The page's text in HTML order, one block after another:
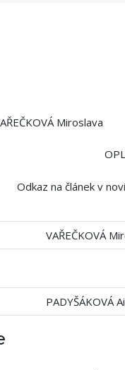
Miroslava
Odkaz na článek v
VAŘEČKOVÁ
PADYŠÁKOVÁ